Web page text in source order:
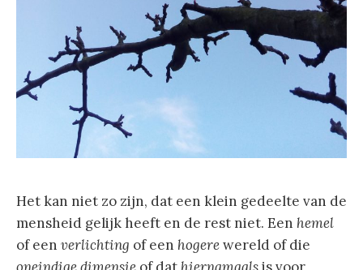
Het kan niet zo zijn, dat een klein gedeelte van de
mensheid gelijk heeft en de rest niet. Een hemel
of een verlichting of een hogerewereld of die